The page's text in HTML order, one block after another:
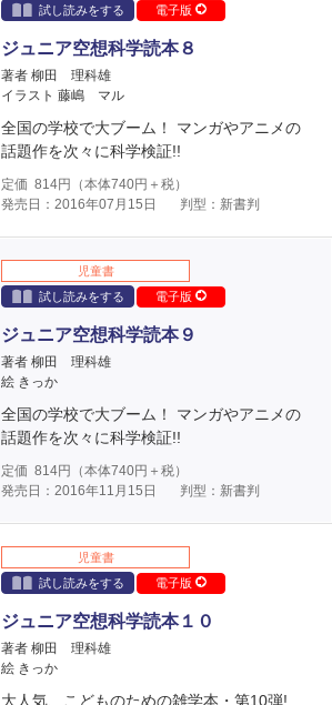
試し読みをする
電子版
ジュニア空想科学読本８
著者 柳田 理科雄
イラスト 藤嶋 マル
全国の学校で大ブーム！ マンガやアニメの
話題作を次々に科学検証!!
定価 814円（本体740円＋税）
発売日：2016年07月15日
判型：新書判
児童書
試し読みをする
電子版
ジュニア空想科学読本９
著者 柳田 理科雄
絵 きっか
全国の学校で大ブーム！ マンガやアニメの
話題作を次々に科学検証!!
定価 814円（本体740円＋税）
発売日：2016年11月15日
判型：新書判
児童書
試し読みをする
電子版
ジュニア空想科学読本１０
著者 柳田 理科雄
絵 きっか
大人気、こどものための雑学本・第10弾!